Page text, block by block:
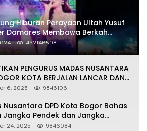
Hiburan Perayaan Ultah Yusuf
Damares Membawa Berkah
Kejapanan
432146508
PENGURUS MADAS NUSANTARA
KOTA BERJALAN LANCAR DAN
6, 2025 9846106
Nusantara DPD Kota Bogor Bahas
Jangka Pendek dan Jangka
24, 2025 9846084